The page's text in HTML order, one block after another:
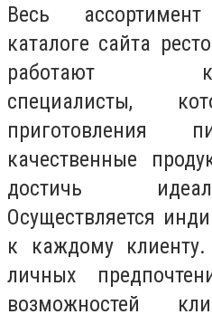
Весь
каталоге сайта
работают
специалисты,
приготовления
качественные
достичь
Осуществляется
к каждому
личных
возможностей